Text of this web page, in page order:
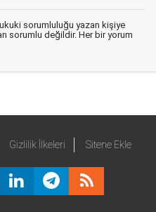
sorumluluğu yazan kişiye
sorumlu değildir. Her bir yorum
Gizlilik İlkeleri Sitene Ekle